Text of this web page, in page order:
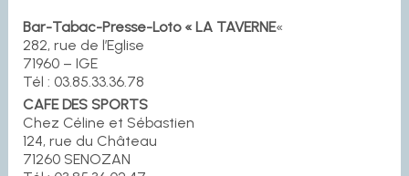
Bar-Tabac-Presse-Loto « LA TAVERNE«
282, rue de l’Eglise
71960 – IGE
Tél : 03.85.33.36.78
CAFE DES SPORTS
Chez Céline et Sébastien
124, rue du Château
71260 SENOZAN